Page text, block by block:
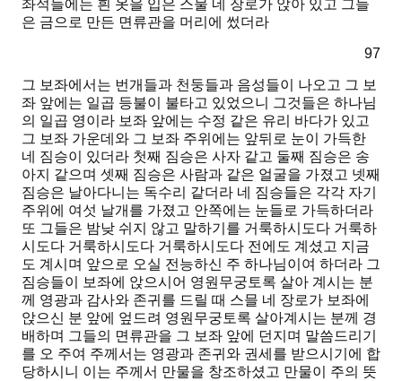
좌석들에는 흰 옷을 입은 스물 네 장로가 앉아 있고 그들
은 금으로 만든 면류관을 머리에 썼더라
97
그 보좌에서는 번개들과 천둥들과 음성들이 나오고 그 보
좌 앞에는 일곱 등불이 불타고 있었으니 그것들은 하나님
의 일곱 영이라 보좌 앞에는 수정 같은 유리 바다가 있고
그 보좌 가운데와 그 보좌 주위에는 앞뒤로 눈이 가득한
네 짐승이 있더라 첫째 짐승은 사자 같고 둘째 짐승은 송
아지
같으며 셋째 짐승은 사람과 같은 얼굴을 가졌고 넷째
짐승은 날아다니는 독수리 같더라 네 짐승들은 각각 자기
주위에 여섯 날개를 가졌고 안쪽에는 눈들로 가득하더라
또 그들은 밤낮 쉬지 않고 말하기를 거룩하시도다 거룩하
시도다 거룩하시도다 거룩하시도다 전에도 계셨고 지금
도 계시며 앞으로 오실 전능하신 주 하나님이여 하더라 그
짐승들이 보좌에 앉으시어 영원무궁토록 살아 계시는 분
께 영광과 감사와 존귀를 드릴 때 스믈 네 장로가 보좌에
앉으신 분 앞에 엎드려 영원무궁토록 살아계시는 분께 경
배하며 그들의 면류관을 그 보좌 앞에 던지며 말씀드리기
를 오 주여 주께서는 영광과 존귀와 권세를 받으시기에 합
당하시니 이는 주께서 만물을 창조하셨고 만물이 주의 뜻